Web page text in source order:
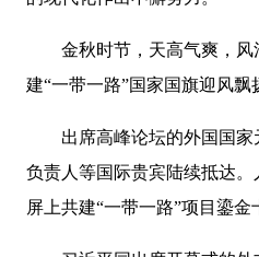
金秋时节，天高气爽，风
建“一带一路”国家国旗迎风飘
出席高峰论坛的外国国家
负责人等国际贵宾陆续抵达
屏上共建“一带一路”项目鎏金